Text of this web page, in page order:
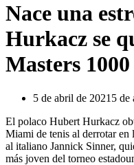
Nace una
Hurkacz se
Masters
5 de abril de 2021 5 de
El polaco Hubert Hurkacz
Miami de tenis al derrotar en
al italiano Jannick Sinner,
más joven del torneo